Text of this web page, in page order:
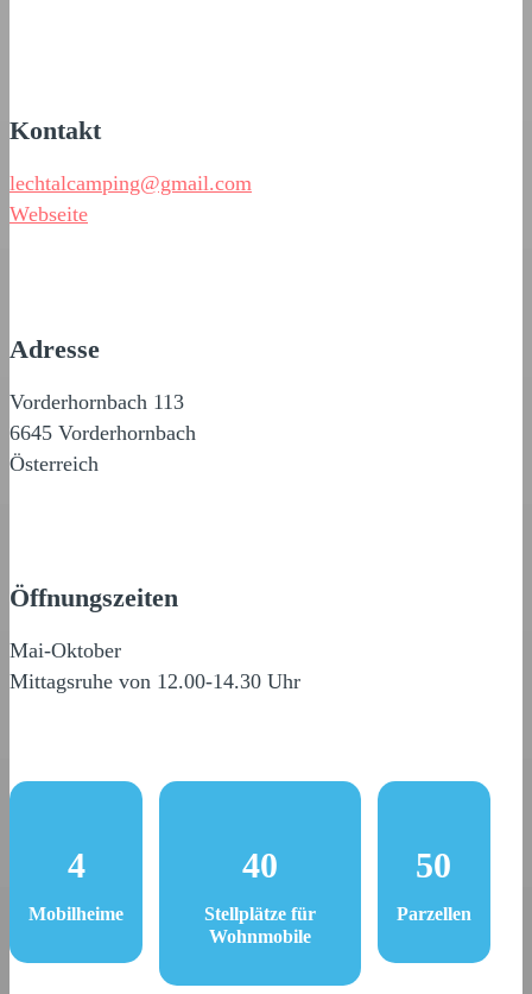
Kontakt
lechtalcamping@gmail.com
Webseite
Adresse
Vorderhornbach 113
6645 Vorderhornbach
Österreich
Öffnungszeiten
Mai-Oktober
Mittagsruhe von 12.00-14.30 Uhr
4
Mobilheime
40
Stellplätze für
Wohnmobile
50
Parzellen